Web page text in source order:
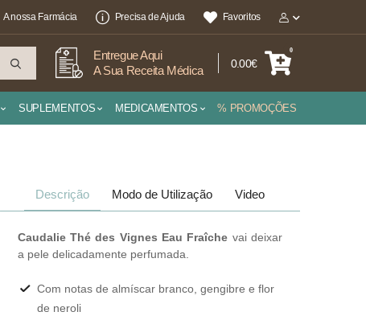
A nossa Farmácia Precisa de Ajuda Favoritos
Entregue Aqui
A Sua Receita Médica
0.00€
0
SUPLEMENTOS MEDICAMENTOS % PROMOÇÕES
Descrição Modo de Utilização Video
Caudalie Thé des Vignes Eau Fraîche vai deixar
a pele delicadamente perfumada.
Com notas de almíscar branco, gengibre e flor
de neroli